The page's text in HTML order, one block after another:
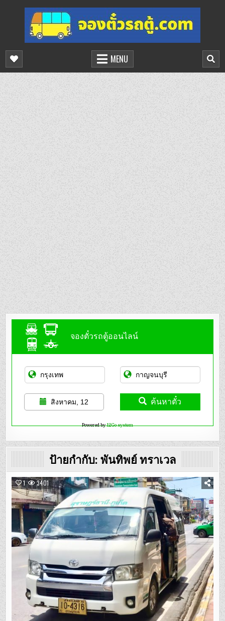
content
จองตั๋วรถตู้ออนไลน์
บริการจองตั๋วรถตู้ออนไลน์
MENU
จองตั๋วรถตู้ออนไลน์
สิงหาคม, 12 ค้นหาตั๋ว
Powered by12Go system
ป้ายกำกับ: พันทิพย์ ทราเวล
1 3401